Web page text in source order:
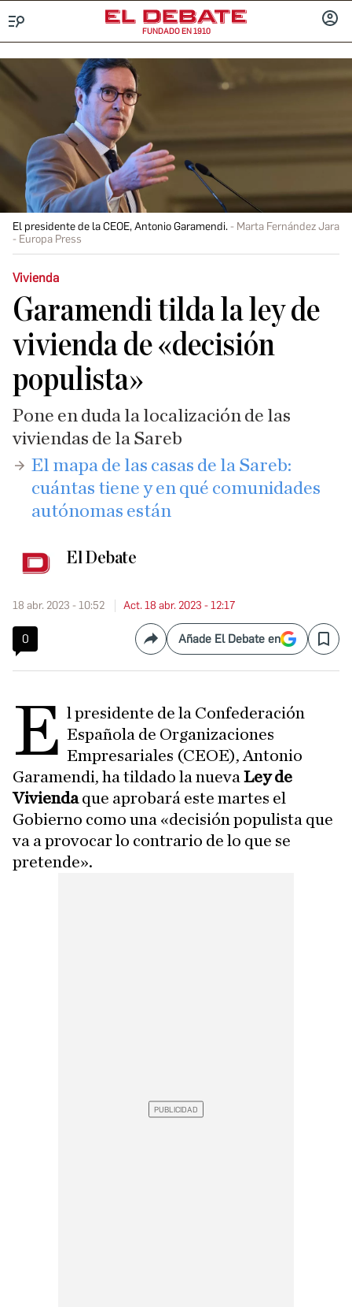
FUNDADO EN 1910
El presidente de la CEOE, Antonio Garamendi.
Marta Fernández Jara
- Europa Press
Vivienda
Garamendi tilda la ley de
vivienda de «decisión
populista»
Pone en duda la localización de las
viviendas de la Sareb
​El mapa de las casas de la Sareb:
cuántas tiene y en qué comunidades
autónomas están
El Debate
18 abr. 2023 - 10:52 Act. 18 abr. 2023 - 12:17
0 CompartirAñade El Debate en Save
E l presidente de la Confederación
Española de Organizaciones
Empresariales (CEOE), Antonio
Garamendi, ha tildado la nueva Ley de
Viviendaque aprobará este martes el
Gobierno como una «decisión populista que
va a provocar lo contrario de lo que se
pretende».